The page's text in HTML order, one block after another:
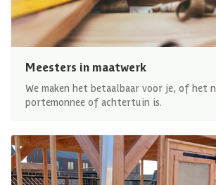
Meesters in maatwerk
We maken het betaalbaar voor je, of het
portemonnee of achtertuin is.